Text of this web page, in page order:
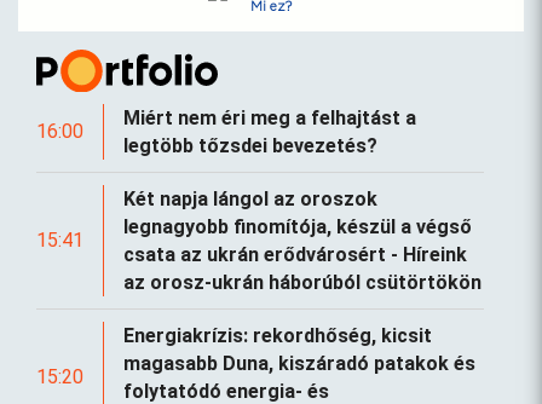
Mi ez?
16:00
Miért nem éri meg a felhajtást a
legtöbb tőzsdei bevezetés?
15:41
Két napja lángol az oroszok
legnagyobb finomítója, készül a végső
csata az ukrán erődvárosért - Híreink
az orosz-ukrán háborúból csütörtökön
15:20
Energiakrízis: rekordhőség, kicsit
magasabb Duna, kiszáradó patakok és
folytatódó energia- és